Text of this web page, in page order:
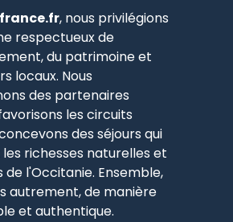
, nous privilégions
respectueux de
du patrimoine et
locaux. Nous
des partenaires
les circuits
des séjours qui
richesses naturelles et
de l'Occitanie. Ensemble,
autrement, de manière
et authentique.